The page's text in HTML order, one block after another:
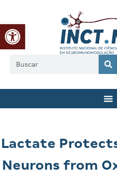
Abrir a barra de ferramentas
Lactate
Neurons from